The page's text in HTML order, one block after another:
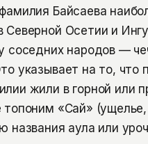
Байсаева
Северной Осетии и
соседних народов —
указывает на то, что
жили в горной или
топоним «Сай» (ущелье,
названия аула или